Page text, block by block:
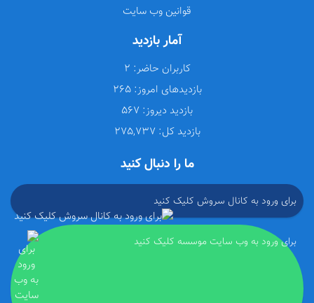
قوانین وب سایت
آمار بازدید
کاربران حاضر:
بازدیدهای امروز: 265
بازدید دیروز:
بازدید کل: 275,737
ما را دنبال کنید
برای ورود به کانال سروش کلیک کنید
برای ورود به وب سایت موسسه کلیک کنید